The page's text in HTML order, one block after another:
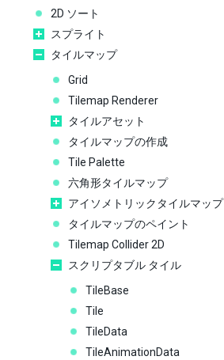
2D ソート
スプライト
タイルマップ
Grid
Tilemap Renderer
タイルアセット
タイルマップの作成
Tile Palette
六角形タイルマップ
アイソメトリックタイルマップ
タイルマップのペイント
Tilemap Collider 2D
スクリプタブル タイル
TileBase
Tile
TileData
TileAnimationData